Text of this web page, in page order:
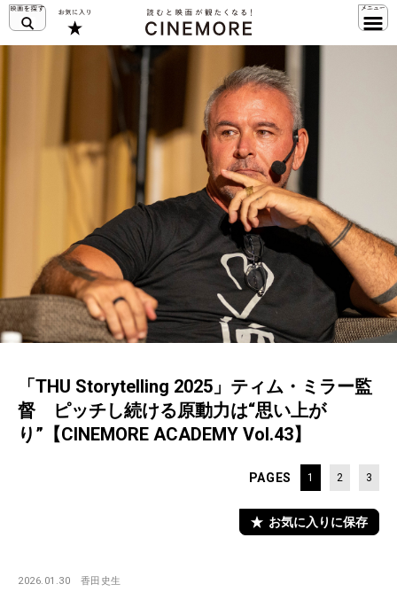
「THU Storytelling 2025」ティム・ミラー監
督 ピッチし続ける原動力は“思い上が
り”【CINEMORE ACADEMY Vol.43】
PAGES 1 2 3
お気に入りに保存
2026.01.30 香田史生